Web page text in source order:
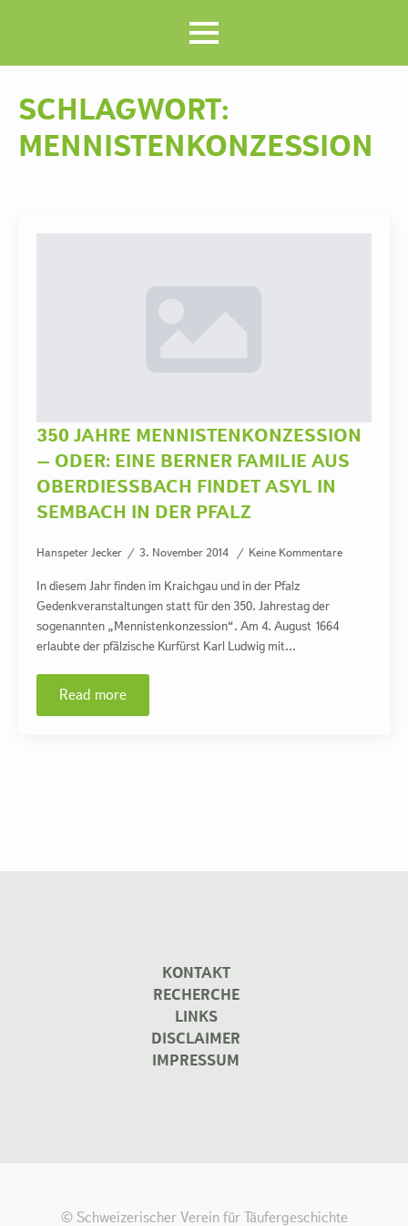
SCHLAGWORT:
MENNISTENKONZESSION
350 JAHRE MENNISTENKONZESSION
– ODER: EINE BERNER FAMILIE AUS
OBERDIESSBACH FINDET ASYL IN
SEMBACH IN DER PFALZ
Hanspeter Jecker 3. November 2014 Keine Kommentare
In diesem Jahr finden im Kraichgau und in der Pfalz
Gedenkveranstaltungen statt für den 350. Jahrestag der
sogenannten „Mennistenkonzession“. Am 4. August 1664
erlaubte der pfälzische Kurfürst Karl Ludwig mit…
Read more
KONTAKT
RECHERCHE
LINKS
DISCLAIMER
IMPRESSUM
© Schweizerischer Verein für Täufergeschichte